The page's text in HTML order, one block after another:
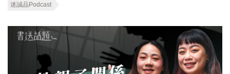
迷誠品Podcast